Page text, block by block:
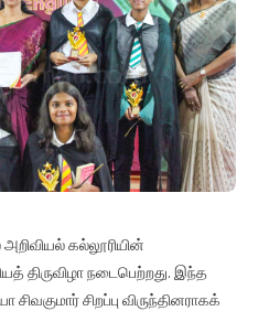
கல்லூரியின்
திருவிழா நடைபெற்றது. இந்த
சிவகுமார் சிறப்பு விருந்தினராகக்